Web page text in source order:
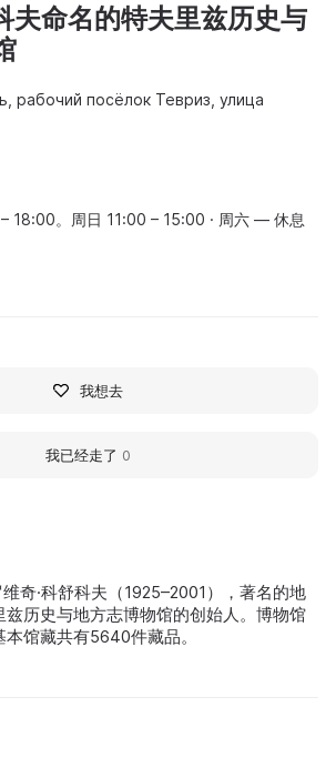
奇·科舒科夫（1925–2001），著名的地
历史与地方志博物馆的创始人。博物馆
馆藏共有5640件藏品。
夫命名的特夫里兹历史与
рабочий посёлок Тевриз, улица
18:00。周日 11:00 – 15:00 · 周六 — 休息
我想去
我已经走了 0